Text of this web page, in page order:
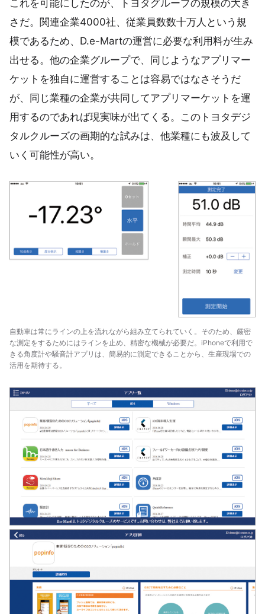
これを可能にしたのが、トヨタグループの規模の大き
さだ。関連企業4000社、従業員数数十万人という規
模であるため、D.e-Martの運営に必要な利用料が生み
出せる。他の企業グループで、同じようなアプリマー
ケットを独自に運営することは容易ではなさそうだ
が、同じ業種の企業が共同してアプリマーケットを運
用するのであれば現実味が出てくる。このトヨタデジ
タルクルーズの画期的な試みは、他業種にも波及して
いく可能性が高い。
自動車は常にラインの上を流れながら組み立てられていく。そのため、厳密
な測定をするためにはラインを止め、精密な機械が必要だ。iPhoneで利用で
きる角度計や騒音計アプリは、簡易的に測定できることから、生産現場での
活用を期待する。